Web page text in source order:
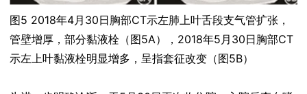
图5 2018年4月30日胸部CT示左肺上叶舌段支气管扩张，
管壁增厚，部分黏液栓（图5A），2018年5月30日胸部CT
示左上叶黏液栓明显增多，呈指套征改变（图5B）